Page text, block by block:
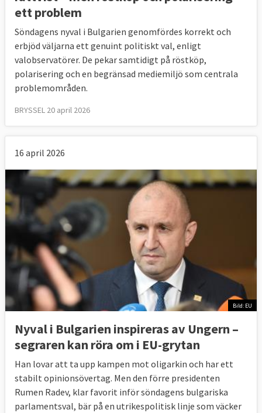
ett problem
Söndagens nyval i Bulgarien genomfördes korrekt och
erbjöd väljarna ett genuint politiskt val, enligt
valobservatörer. De pekar samtidigt på röstköp,
polarisering och en begränsad mediemiljö som centrala
problemområden.
BRYSSEL 20 april 2026
16 april 2026
Bild: EU
Nyval i Bulgarien inspireras av Ungern –
segraren kan röra om i EU-grytan
Han lovar att ta upp kampen mot oligarkin och har ett
stabilt opinionsövertag. Men den förre presidenten
Rumen Radev, klar favorit inför söndagens bulgariska
parlamentsval, bär på en utrikespolitisk linje som väcker